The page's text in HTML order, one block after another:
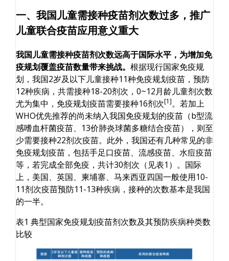
一、我国儿童需接种疫苗剂次数过多，推广
儿童联合疫苗应用意义重大
我国儿童需接种疫苗剂次数远高于国际水平 ， 为增加免
疫规划覆盖疫苗数量带来挑战。 根据现行国家免疫规
划，我国2岁及以下儿童接种11种免疫规划疫苗，预防
12种疾病，共需接种18-20剂次，0~12月龄儿童剂次数
尤为集中，免疫规划疫苗需要接种16剂次[1]。若加上
WHO优先推荐的尚未纳入我国免疫规划的疫苗（b型流
感嗜血杆菌疫苗、13价肺炎球菌多糖结合疫苗），则至
少需要接种22剂次疫苗。此外，我国还有几种常见的非
免疫规划疫苗，包括手足口疫苗、流感疫苗、水痘疫苗
等，若完成全部免疫，共计30剂次（见表1）。国际
上，美国、英国、柬埔寨、马来西亚四国一般使用10-
11剂次疫苗预防11-13种疾病，接种的次数基本是我国
的一半。
表1 典型国家免疫规划疫苗剂次数及其预防疾病种类数
比较